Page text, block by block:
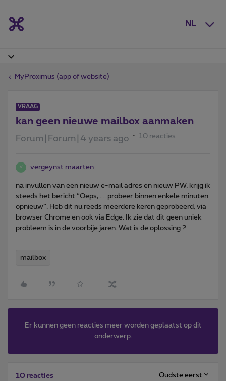
NL
MyProximus (app of website)
VRAAG
kan geen nieuwe mailbox aanmaken
Forum|Forum|4 years ago 10 reacties
V vergeynst maarten
na invullen van een nieuw e-mail adres en nieuw PW, krijg ik
steeds het bericht “Oeps, …. probeer binnen enkele minuten
opnieuw”. Heb dit nu reeds meerdere keren geprobeerd, via
browser Chrome en ook via Edge. Ik zie dat dit geen uniek
probleem is in de voorbije jaren. Wat is de oplossing ?
mailbox
Er kunnen geen reacties meer worden geplaatst op dit
onderwerp.
10 reacties Oudste eerst